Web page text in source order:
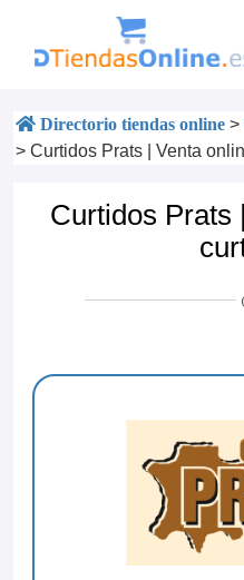
Directorio tiendas online >
> Curtidos Prats | Venta
Curtidos Prats